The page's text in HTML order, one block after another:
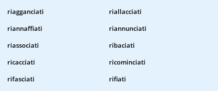
riagganciati
riallacciati
riannaffiati
riannunciati
riassociati
ribaciati
ricacciati
ricominciati
rifasciati
rifiati